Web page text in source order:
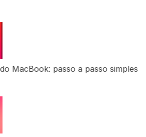
MacBook: passo a passo simples